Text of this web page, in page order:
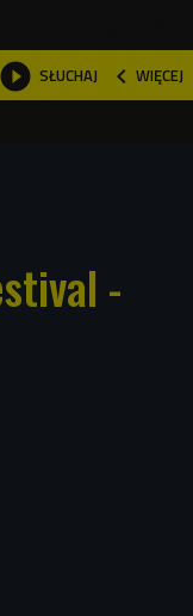
 SŁUCHAJ  WIĘCEJ

-